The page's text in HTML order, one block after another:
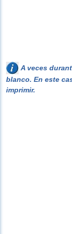
A veces
blanco. En este
imprimir.